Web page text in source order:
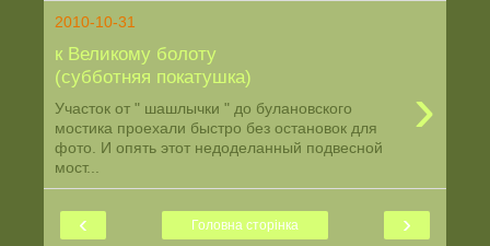
2010-10-31
к Великому болоту
(субботняя покатушка)
›
Участок от " шашлычки " до булановского
мостика проехали быстро без остановок для
фото. И опять этот недоделанный подвесной
мост...
‹ ›
Головна сторінка